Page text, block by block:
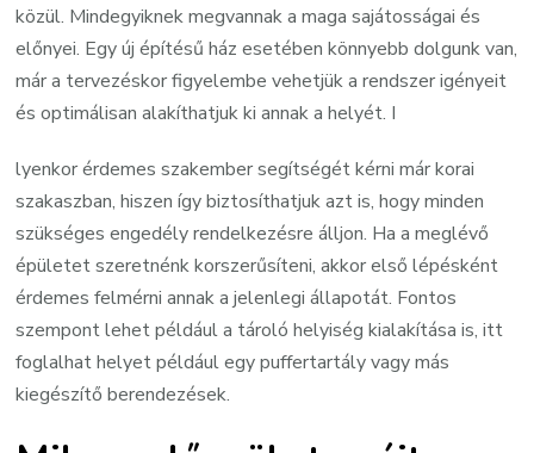
közül. Mindegyiknek megvannak a maga sajátosságai és
előnyei. Egy új építésű ház esetében könnyebb dolgunk van,
már a tervezéskor figyelembe vehetjük a rendszer igényeit
és optimálisan alakíthatjuk ki annak a helyét. I
lyenkor érdemes szakember segítségét kérni már korai
szakaszban, hiszen így biztosíthatjuk azt is, hogy minden
szükséges engedély rendelkezésre álljon. Ha a meglévő
épületet szeretnénk korszerűsíteni, akkor első lépésként
érdemes felmérni annak a jelenlegi állapotát. Fontos
szempont lehet például a tároló helyiség kialakítása is, itt
foglalhat helyet például egy puffertartály vagy más
kiegészítő berendezések.